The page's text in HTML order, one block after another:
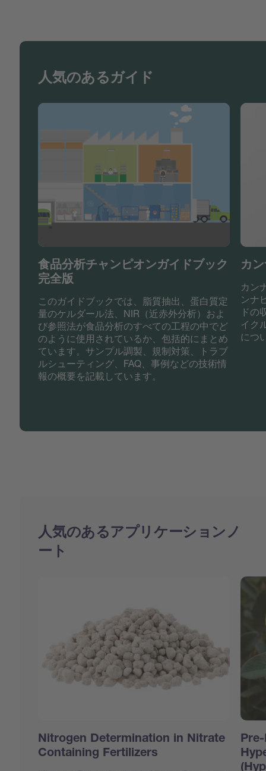
人気のあるガイド
食品分析チャンピオンガイドブック
完全版
このガイドブックでは、脂質抽出、蛋白質定
量のケルダール法、NIR（近赤外分析）およ
び参照法が食品分析のすべての工程の中でど
のように使用されているか、包括的にまとめ
ています。サンプル調製、規制対策、トラブ
ルシューティング、FAQ、事例などの技術情
報の概要を記載しています。
カ
カン
ンナ
ドの
イク
につ
人気のあるアプリケーションノ
ート
Nitrogen Determination in Nitrate
Containing Fertilizers